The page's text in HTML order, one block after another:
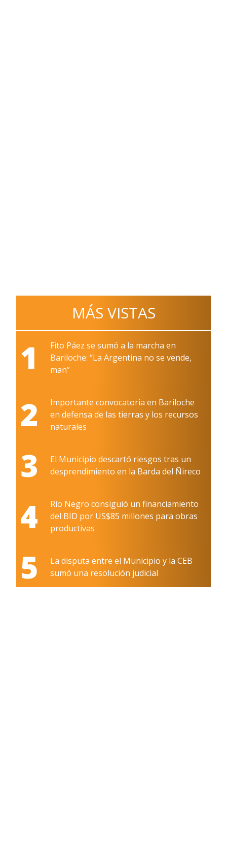
MÁS VISTAS
1
Fito Páez se sumó a la marcha en
Bariloche: “La Argentina no se vende,
man”
2
Importante convocatoria en Bariloche
en defensa de las tierras y los recursos
naturales
3
El Municipio descartó riesgos tras un
desprendimiento en la Barda del Ñireco
4
Río Negro consiguió un financiamiento
del BID por US$85 millones para obras
productivas
5
La disputa entre el Municipio y la CEB
sumó una resolución judicial